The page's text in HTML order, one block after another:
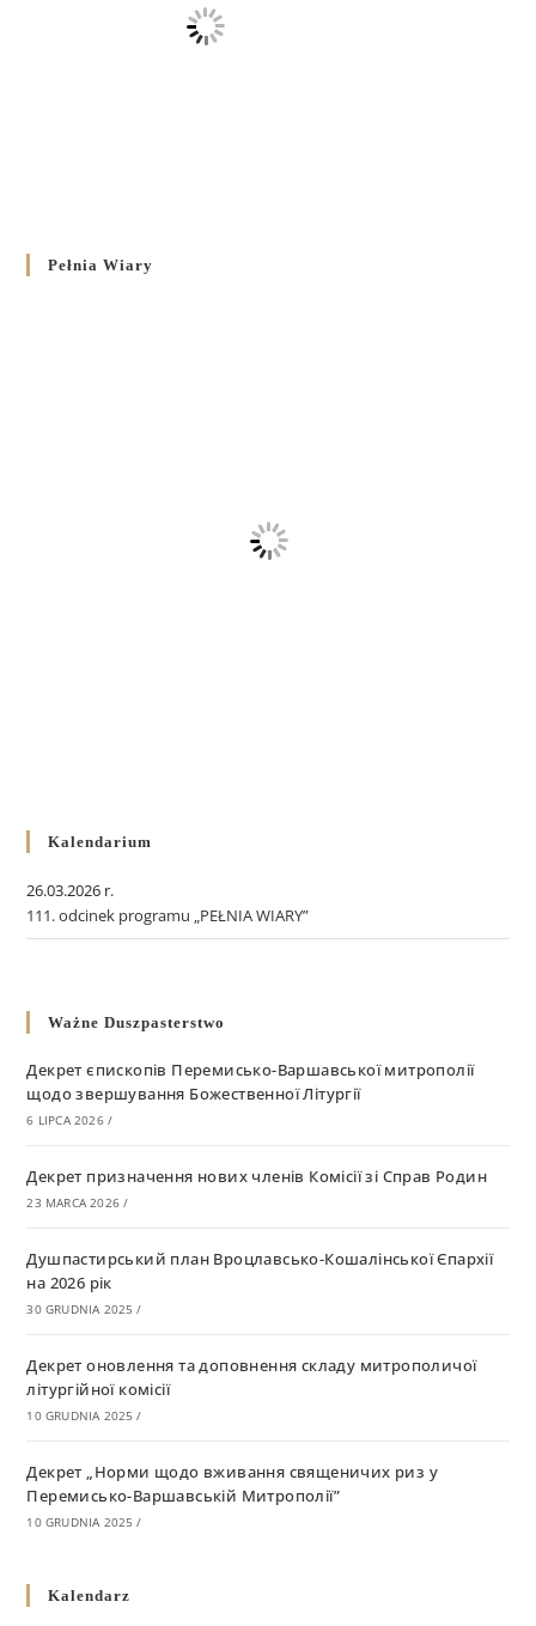
Pełnia Wiary
Kalendarium
26.03.2026 r.
111. odcinek programu „PEŁNIA WIARY”
Ważne Duszpasterstwo
Декрет єпископів Перемисько-Варшавської митрополії
щодо звершування Божественної Літургії
6 LIPCA 2026 /
Декрет призначення нових членів Комісії зі Справ Родин
23 MARCA 2026 /
Душпастирський план Вроцлавсько-Кошалінської Єпархії
на 2026 рік
30 GRUDNIA 2025 /
Декрет оновлення та доповнення складу митрополичої
літургійної комісії
10 GRUDNIA 2025 /
Декрет „Норми щодо вживання священичих риз у
Перемисько-Варшавській Митрополії”
10 GRUDNIA 2025 /
григоріанським календарем
Kalendarz